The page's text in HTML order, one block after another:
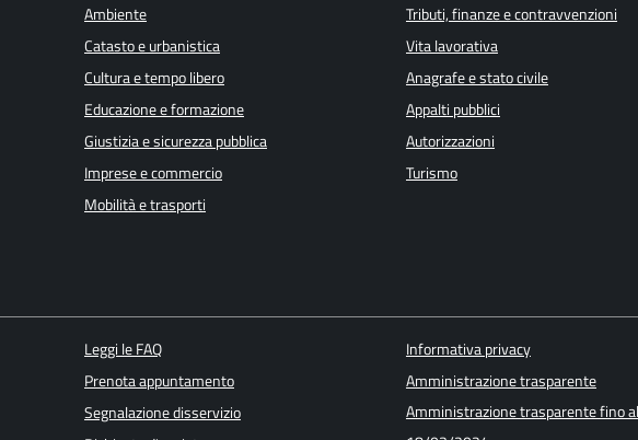
Ambiente
Catasto e urbanistica
Cultura e tempo libero
Educazione e formazione
Giustizia e sicurezza pubblica
Imprese e commercio
Mobilità e trasporti
Tributi, finanze e contravvenzioni
Vita lavorativa
Anagrafe e stato civile
Appalti pubblici
Autorizzazioni
Turismo
Leggi le FAQ
Prenota appuntamento
Segnalazione disservizio
Informativa privacy
Amministrazione trasparente
Amministrazione trasparente fino al